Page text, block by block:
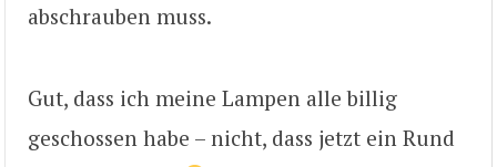
abschrauben muss.
Gut, dass ich meine Lampen alle billig
geschossen habe – nicht, dass jetzt ein Rund